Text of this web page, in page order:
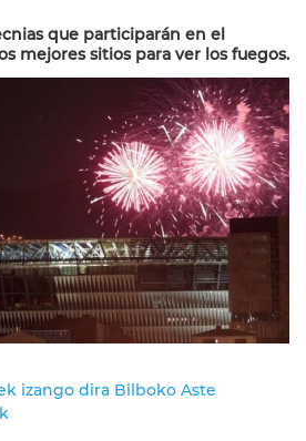
que participarán en el
mejores sitios para ver los fuegos.
izango dira Bilboko Aste